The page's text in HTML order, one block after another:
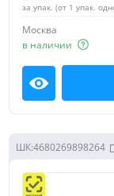
за упак. (от 1 упак.
Москва
в наличии
Посмотреть
ШК:4680269898264